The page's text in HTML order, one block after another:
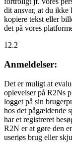
dit ansvar, at du ikke
kopiere tekst eller
det på vores
12.2
Anmeldelser:
Det er muligt at
oplevelser på R2Ns
logget på sin
hos det pågældende
har et registreret
R2N er at gøre den
useriøs brug eller